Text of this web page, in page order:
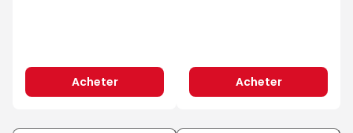
Acheter Acheter